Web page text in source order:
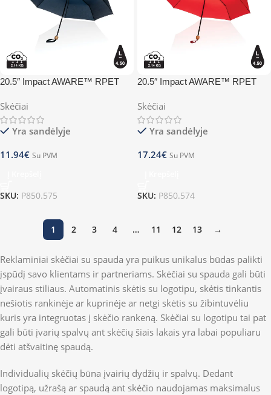
20.5″ Impact AWARE™ RPET
umbrella – navy
Skėčiai
Yra sandėlyje
11.94€ Su PVM
SKU: P850.575
20.5″ Impact AWARE™ RPET
umbrella – red
Skėčiai
Yra sandėlyje
17.24€ Su PVM
SKU: P850.574
1 2 3 4 … 11 12 13 →
Reklaminiai skėčiai su spauda yra puikus unikalus būdas palikti
įspūdį savo klientams ir partneriams. Skėčiai su spauda gali būti
įvairaus stiliaus. Automatinis skėtis su logotipu, skėtis tinkantis
nešiotis rankinėje ar kuprinėje ar netgi skėtis su žibintuvėliu
kuris yra integruotas į skėčio rankeną. Skėčiai su logotipu tai pat
gali būti įvarių spalvų ant skėčių šiais lakais yra labai populiaru
dėti atšvaitinę spaudą.
Individualių skėčių būna įvairių dydžių ir spalvų. Dedant
logotipą, užrašą ar spaudą ant skėčio naudojamas maksimalus